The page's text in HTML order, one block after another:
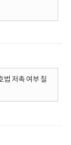
법 저촉 여부 질